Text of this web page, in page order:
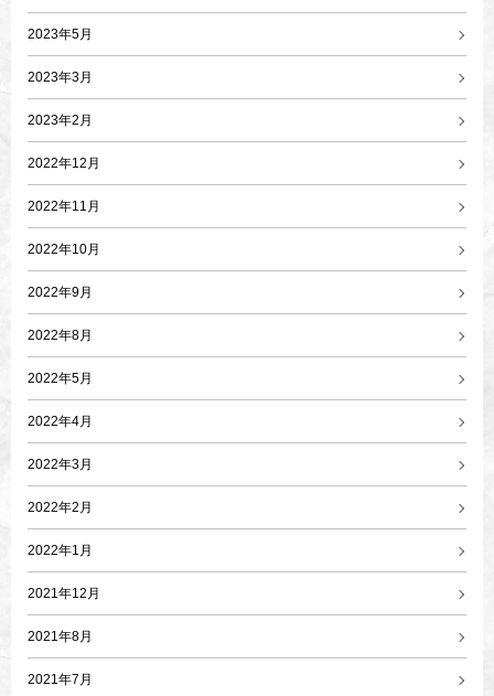
2023年5月
2023年3月
2023年2月
2022年12月
2022年11月
2022年10月
2022年9月
2022年8月
2022年5月
2022年4月
2022年3月
2022年2月
2022年1月
2021年12月
2021年8月
2021年7月